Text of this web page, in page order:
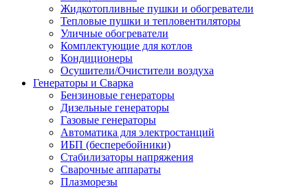
Жидкотопливные пушки и обогреватели
Тепловые пушки и тепловентиляторы
Уличные обогреватели
Комплектующие для котлов
Кондиционеры
Осушители/Очистители воздуха
Генераторы и Сварка
Бензиновые генераторы
Дизельные генераторы
Газовые генераторы
Автоматика для электростанций
ИБП (бесперебойники)
Стабилизаторы напряжения
Сварочные аппараты
Плазморезы